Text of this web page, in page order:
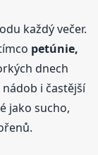
každý večer.
petúnie,
dnech
i častější
jako sucho,